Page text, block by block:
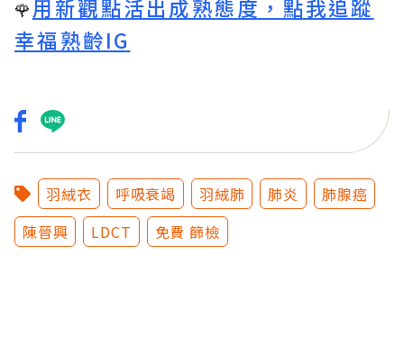
🌹用新觀點活出成熟態度，點我追蹤
幸福熟齡IG
羽絨衣 呼吸衰竭 羽絨肺 肺炎
肺腺癌
陳晉興
LDCT 免費 篩檢